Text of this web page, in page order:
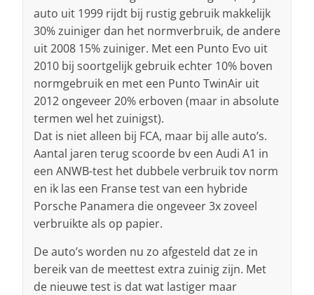
auto uit 1999 rijdt bij rustig gebruik makkelijk
30% zuiniger dan het normverbruik, de andere
uit 2008 15% zuiniger. Met een Punto Evo uit
2010 bij soortgelijk gebruik echter 10% boven
normgebruik en met een Punto TwinAir uit
2012 ongeveer 20% erboven (maar in absolute
termen wel het zuinigst).
Dat is niet alleen bij FCA, maar bij alle auto’s.
Aantal jaren terug scoorde bv een Audi A1 in
een ANWB-test het dubbele verbruik tov norm
en ik las een Franse test van een hybride
Porsche Panamera die ongeveer 3x zoveel
verbruikte als op papier.
De auto’s worden nu zo afgesteld dat ze in
bereik van de meettest extra zuinig zijn. Met
de nieuwe test is dat wat lastiger maar